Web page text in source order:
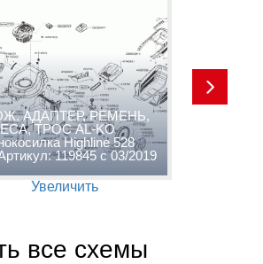
АДАПТЕР, РЕМЕНЬ,
ТРОС AL-KO
Highline 528
119845 с 03/2019
Увеличить
все схемы